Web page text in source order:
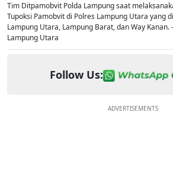
Tim Ditpamobvit Polda Lampung saat
Tupoksi Pamobvit di Polres Lampung Utara yang
Lampung Utara, Lampung Barat, dan Way Kanan.
Lampung Utara
Follow Us:
ADVERTISEMENTS